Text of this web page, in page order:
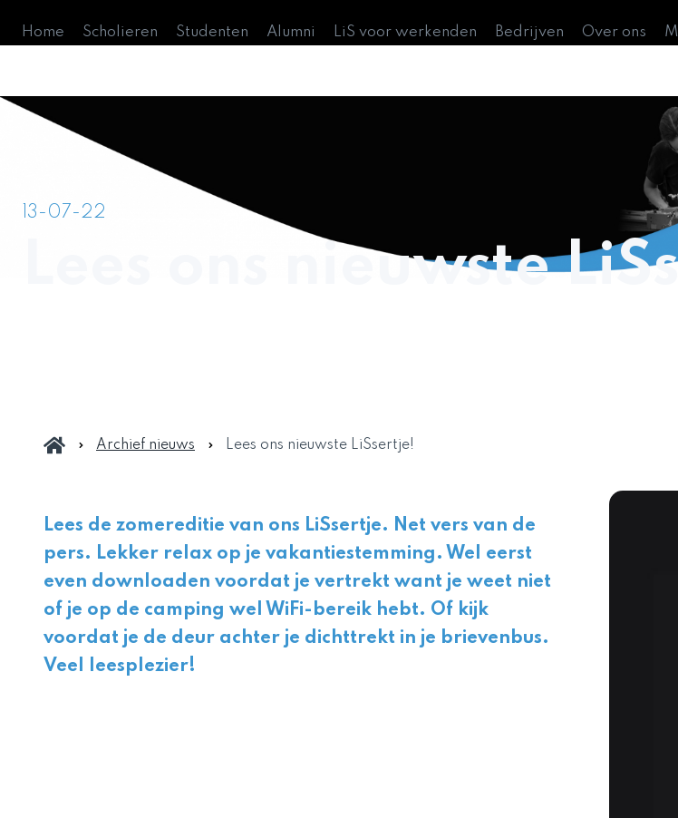
Home Scholieren Studenten Alumni LiS voor werkenden Bedrijven Over ons
13-07-22
Lees ons nieuwste
Archief nieuws Lees ons nieuwste LiSsertje!
Lees de zomereditie van ons LiSsertje. Net vers van de
pers. Lekker relax op je vakantiestemming. Wel eerst
even downloaden voordat je vertrekt want je weet niet
of je op de camping wel WiFi-bereik hebt. Of kijk
voordat je de deur achter je dichttrekt in je brievenbus.
Veel leesplezier!